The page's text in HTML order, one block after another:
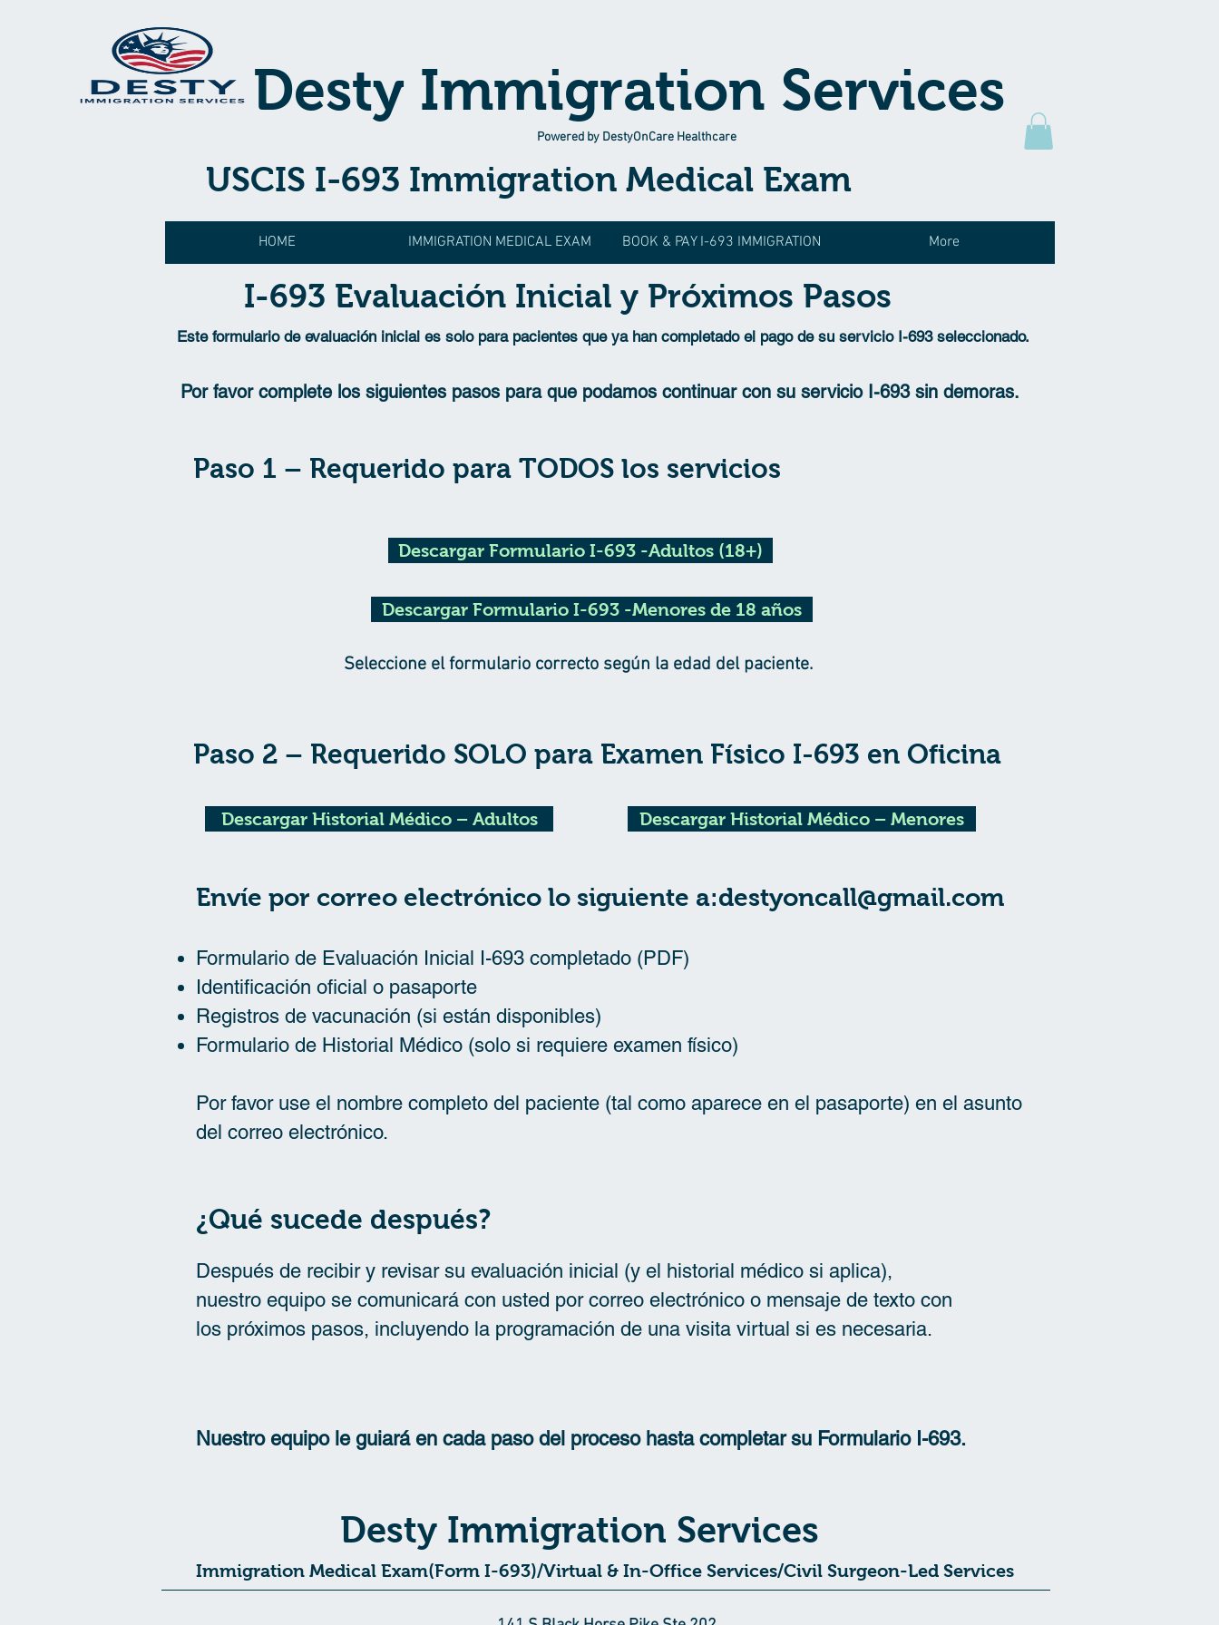
Desty Immigration Services
Powered by DestyOnCare Healthcare
​USCIS I-693 Immigration Medical Exam
HOME IMMIGRATION MEDICAL EXAM BOOK & PAY I-693 IMMIGRATION More
I-693 Evaluación Inicial y Próximos Pasos
Este formulario de evaluación inicial es solo para pacientes que ya han completado el pago de su servicio I-693 seleccionado.
Por favor complete los siguientes pasos para que podamos continuar con su servicio I-693 sin demoras.
Paso 1 – Requerido para TODOS los servicios
Descargar Formulario I-693 -Adultos (18+)
Descargar Formulario I-693 -Menores de 18 años
Seleccione el formulario correcto según la edad del paciente.
Paso 2 – Requerido SOLO para Examen Físico I-693 en Oficina
Descargar Historial Médico – Adultos Descargar Historial Médico – Menores
Envíe por correo electrónico lo siguiente a:destyoncall@gmail.com
Formulario de Evaluación Inicial I-693 completado (PDF)
Identificación oficial o pasaporte
Registros de vacunación (si están disponibles)
Formulario de Historial Médico (solo si requiere examen físico)
Por favor use el nombre completo del paciente (tal como aparece en el pasaporte) en el asunto
del correo electrónico.
¿Qué sucede después?
Después de recibir y revisar su evaluación inicial (y el historial médico si aplica),
nuestro equipo se comunicará con usted por correo electrónico o mensaje de texto con
los próximos pasos, incluyendo la programación de una visita virtual si es necesaria.
Nuestro equipo le guiará en cada paso del proceso hasta completar su Formulario I-693.
Desty Immigration Services
Immigration Medical Exam(Form I-693)/Virtual & In-Office Services/Civil Surgeon-Led Services